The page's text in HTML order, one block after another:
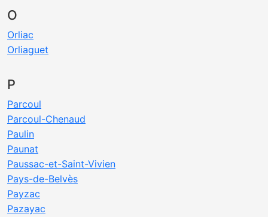
O
Orliac
Orliaguet
P
Parcoul
Parcoul-Chenaud
Paulin
Paunat
Paussac-et-Saint-Vivien
Pays-de-Belvès
Payzac
Pazayac